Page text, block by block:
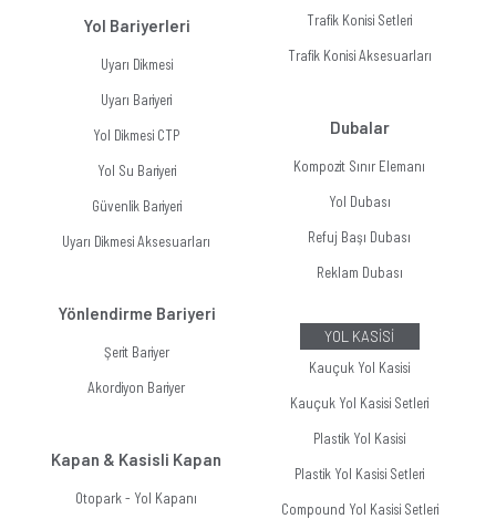
Yol Bariyerleri
Uyarı Dikmesi
Uyarı Bariyeri
Yol Dikmesi CTP
Yol Su Bariyeri
Güvenlik Bariyeri
Uyarı Dikmesi Aksesuarları
Yönlendirme Bariyeri
Şerit Bariyer
Akordiyon Bariyer
Kapan & Kasisli Kapan
Otopark - Yol Kapanı
Trafik Konisi Setleri
Trafik Konisi Aksesuarları
Dubalar
Kompozit Sınır Elemanı
Yol Dubası
Refuj Başı Dubası
Reklam Dubası
YOL KASİSİ
Kauçuk Yol Kasisi
Kauçuk Yol Kasisi Setleri
Plastik Yol Kasisi
Plastik Yol Kasisi Setleri
Compound Yol Kasisi Setleri